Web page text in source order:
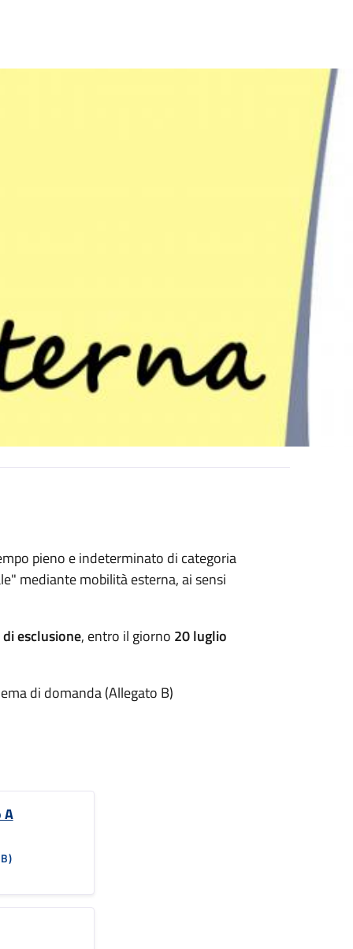
pieno e indeterminato di categoria
mediante mobilità esterna, ai sensi
esclusione, entro il giorno 20 luglio
di domanda (Allegato B)
A